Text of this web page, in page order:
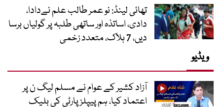
تھائی لینڈ: نو عمر طالب علم نےدادا،
دادی، اساتذہ اور ساتھی طلبہ پر گولیاں برسا
دیں، 7 ہلاک، متعدد زخمی
ویڈیو
آزاد کشیر کے عوام نے مسلم لیگ ن پر
اعتماد کیا، ہم پیپلز پارٹی کی بلیک